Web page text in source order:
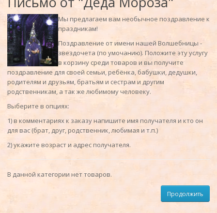
Мы предлагаем вам необычное поздравление к
праздникам!
Поздравление от имени нашей Волшебницы -
звездочета (по умочанию). Положите эту услугу
в корзину среди товаров и вы получите
поздравление для своей семьи, ребёнка, бабушки, дедушки,
родителям и друзьям, братьям и сестрам и другим
родственникам, а так же любимому человеку.
Выберите в опциях:
1) в комментариях к заказу напишите имя получателя и кто он
для вас (брат, друг, родственник, любимая и т.п.)
2) укажите возраст и адрес получателя.
В данной категории нет товаров.
Продолжить